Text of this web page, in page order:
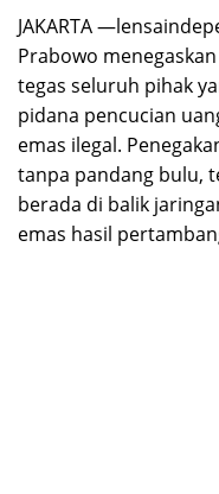
JAKARTA
Prabowo
tegas seluruh pihak
pidana pencucian
emas ilegal.
tanpa pandang bulu,
berada di balik
emas hasil